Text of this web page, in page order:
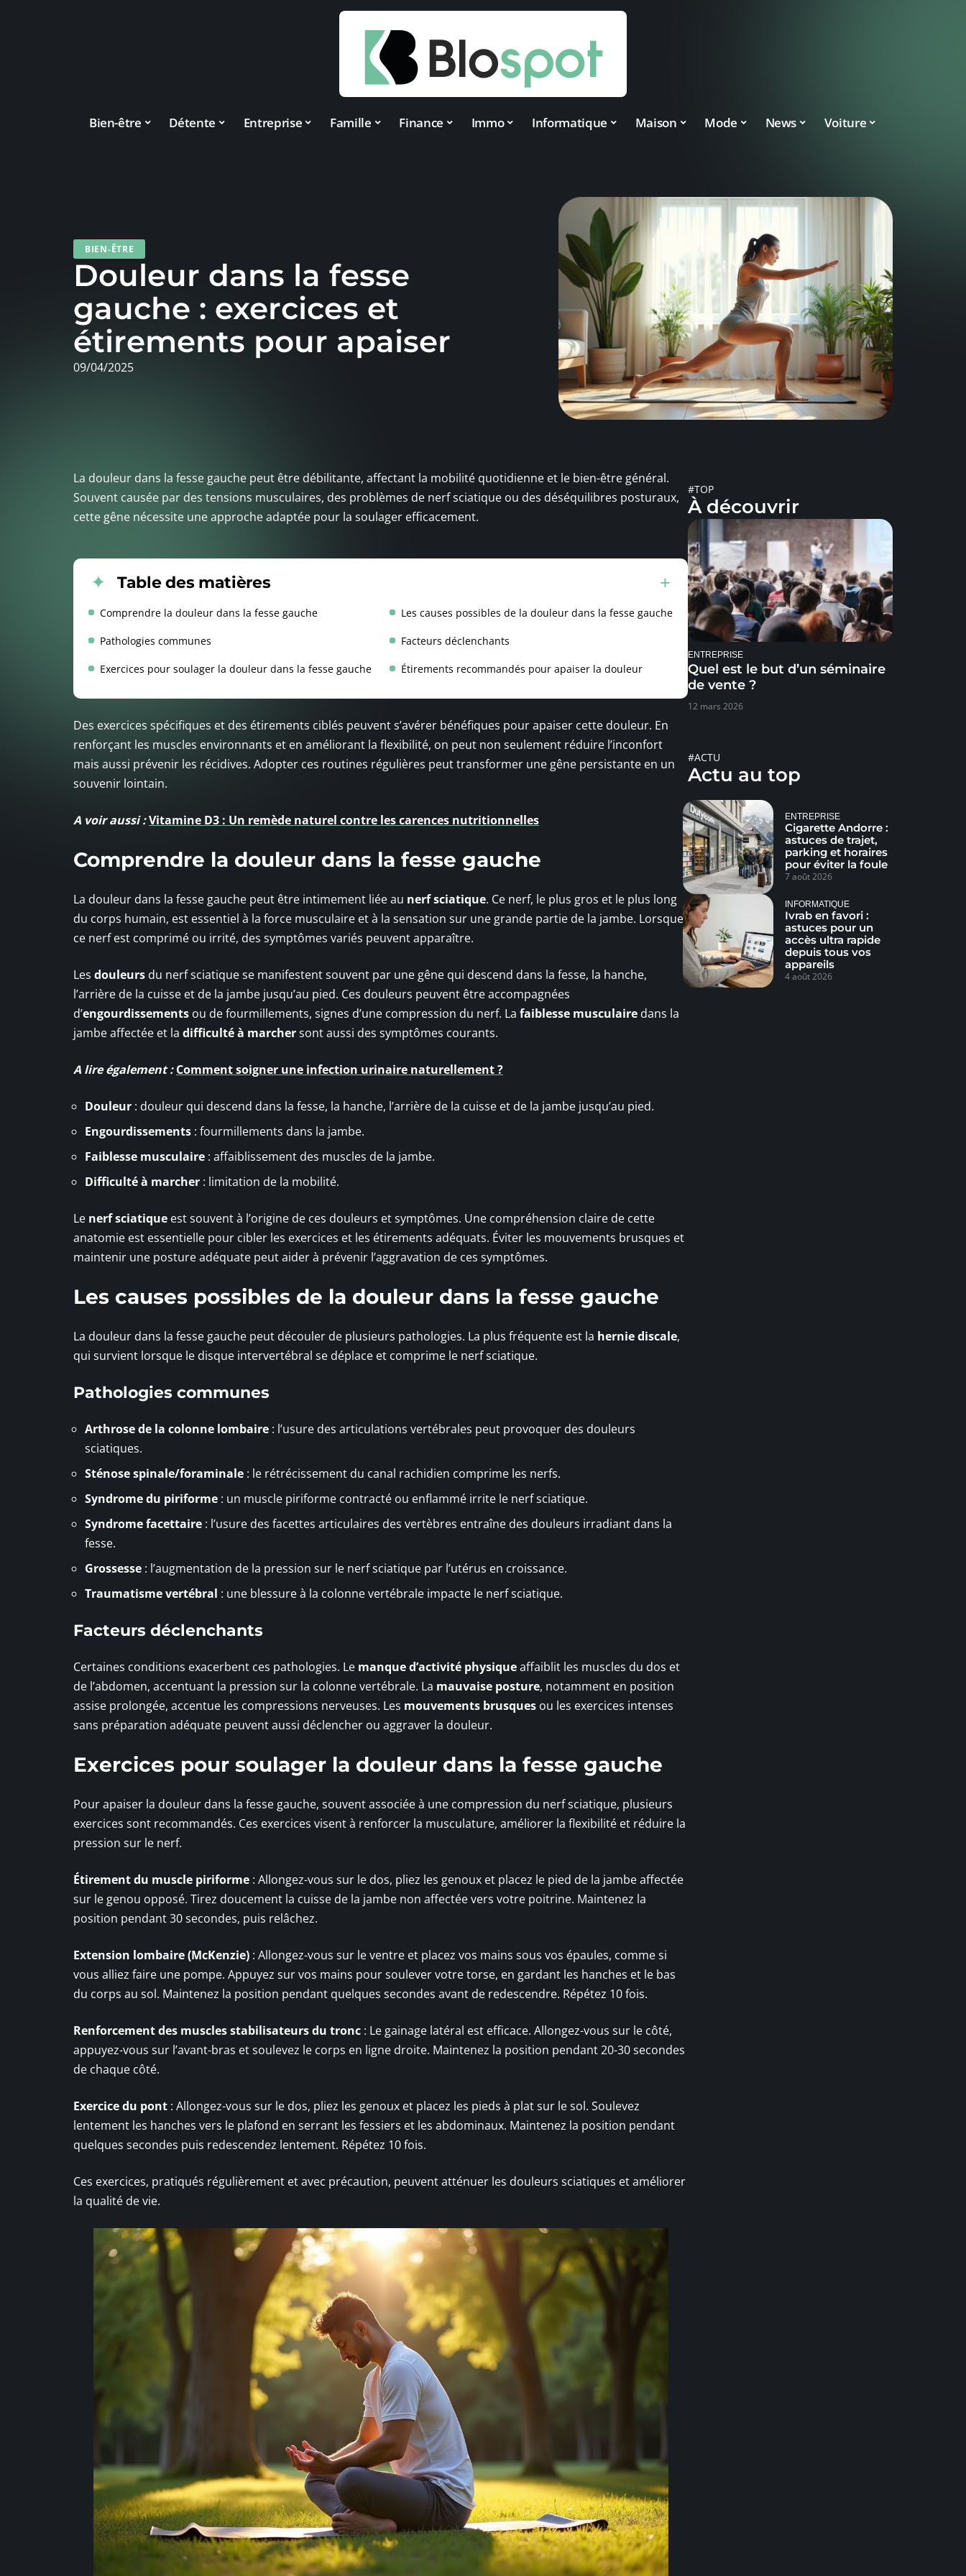
Bien-être Détente Entreprise Famille Finance Immo Informatique Maison Mode News Voiture
BIEN-ÊTRE
Douleur dans la fesse
gauche : exercices et
étirements pour apaiser
09/04/2025
La douleur dans la fesse gauche peut être débilitante, affectant la mobilité quotidienne et le bien-être général.
Souvent causée par des tensions musculaires, des problèmes de nerf sciatique ou des déséquilibres posturaux,
cette gêne nécessite une approche adaptée pour la soulager efficacement.
Table des matières
Comprendre la douleur dans la fesse gauche Les causes possibles de la douleur dans la fesse gauche
Pathologies communes Facteurs déclenchants
Exercices pour soulager la douleur dans la fesse gauche Étirements recommandés pour apaiser la douleur
Des exercices spécifiques et des étirements ciblés peuvent s’avérer bénéfiques pour apaiser cette douleur. En
renforçant les muscles environnants et en améliorant la flexibilité, on peut non seulement réduire l’inconfort
mais aussi prévenir les récidives. Adopter ces routines régulières peut transformer une gêne persistante en un
souvenir lointain.
A voir aussi :Vitamine D3 : Un remède naturel contre les carences nutritionnelles
Comprendre la douleur dans la fesse gauche
La douleur dans la fesse gauche peut être intimement liée au nerf sciatique. Ce nerf, le plus gros et le plus long
du corps humain, est essentiel à la force musculaire et à la sensation sur une grande partie de la jambe. Lorsque
ce nerf est comprimé ou irrité, des symptômes variés peuvent apparaître.
Les douleurs du nerf sciatique se manifestent souvent par une gêne qui descend dans la fesse, la hanche,
l’arrière de la cuisse et de la jambe jusqu’au pied. Ces douleurs peuvent être accompagnées
d’engourdissements ou de fourmillements, signes d’une compression du nerf. La faiblesse musculaire dans la
jambe affectée et la difficulté à marchersont aussi des symptômes courants.
A lire également : Comment soigner une infection urinaire naturellement ?
Douleur : douleur qui descend dans la fesse, la hanche, l’arrière de la cuisse et de la jambe jusqu’au pied.
Engourdissements : fourmillements dans la jambe.
Faiblesse musculaire : affaiblissement des muscles de la jambe.
Difficulté à marcher : limitation de la mobilité.
Le nerf sciatique est souvent à l’origine de ces douleurs et symptômes. Une compréhension claire de cette
anatomie est essentielle pour cibler les exercices et les étirements adéquats. Éviter les mouvements brusques et
maintenir une posture adéquate peut aider à prévenir l’aggravation de ces symptômes.
Les causes possibles de la douleur dans la fesse gauche
La douleur dans la fesse gauche peut découler de plusieurs pathologies. La plus fréquente est la hernie discale,
qui survient lorsque le disque intervertébral se déplace et comprime le nerf sciatique.
Pathologies communes
Arthrose de la colonne lombaire : l’usure des articulations vertébrales peut provoquer des douleurs
sciatiques.
Sténose spinale/foraminale : le rétrécissement du canal rachidien comprime les nerfs.
Syndrome du piriforme : un muscle piriforme contracté ou enflammé irrite le nerf sciatique.
Syndrome facettaire : l’usure des facettes articulaires des vertèbres entraîne des douleurs irradiant dans la
fesse.
Grossesse : l’augmentation de la pression sur le nerf sciatique par l’utérus en croissance.
Traumatisme vertébral : une blessure à la colonne vertébrale impacte le nerf sciatique.
Facteurs déclenchants
Certaines conditions exacerbent ces pathologies. Le manque d’activité physiqueaffaiblit les muscles du dos et
de l’abdomen, accentuant la pression sur la colonne vertébrale. La mauvaise posture, notamment en position
assise prolongée, accentue les compressions nerveuses. Les mouvements brusques ou les exercices intenses
sans préparation adéquate peuvent aussi déclencher ou aggraver la douleur.
Exercices pour soulager la douleur dans la fesse gauche
Pour apaiser la douleur dans la fesse gauche, souvent associée à une compression du nerf sciatique, plusieurs
exercices sont recommandés. Ces exercices visent à renforcer la musculature, améliorer la flexibilité et réduire la
pression sur le nerf.
Étirement du muscle piriforme : Allongez-vous sur le dos, pliez les genoux et placez le pied de la jambe affectée
sur le genou opposé. Tirez doucement la cuisse de la jambe non affectée vers votre poitrine. Maintenez la
position pendant 30 secondes, puis relâchez.
Extension lombaire (McKenzie) : Allongez-vous sur le ventre et placez vos mains sous vos épaules, comme si
vous alliez faire une pompe. Appuyez sur vos mains pour soulever votre torse, en gardant les hanches et le bas
du corps au sol. Maintenez la position pendant quelques secondes avant de redescendre. Répétez 10 fois.
Renforcement des muscles stabilisateurs du tronc : Le gainage latéral est efficace. Allongez-vous sur le côté,
appuyez-vous sur l’avant-bras et soulevez le corps en ligne droite. Maintenez la position pendant 20-30 secondes
de chaque côté.
Exercice du pont : Allongez-vous sur le dos, pliez les genoux et placez les pieds à plat sur le sol. Soulevez
lentement les hanches vers le plafond en serrant les fessiers et les abdominaux. Maintenez la position pendant
quelques secondes puis redescendez lentement. Répétez 10 fois.
Ces exercices, pratiqués régulièrement et avec précaution, peuvent atténuer les douleurs sciatiques et améliorer
la qualité de vie.
#TOP
À découvrir
ENTREPRISE
Quel est le but d’un séminaire
de vente ?
12 mars 2026
#ACTU
Actu au top
ENTREPRISE
Cigarette Andorre :
astuces de trajet,
parking et horaires
pour éviter la foule
7 août 2026
INFORMATIQUE
Ivrab en favori :
astuces pour un
accès ultra rapide
depuis tous vos
appareils
4 août 2026